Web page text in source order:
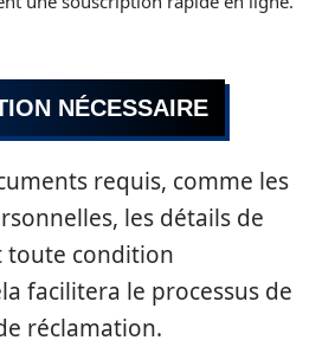
NÉCESSAIRE
requis, comme les
les détails de
toute condition
facilitera le processus de
réclamation.